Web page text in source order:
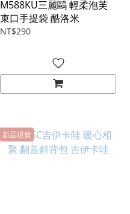
M588KU三麗鷗 輕柔泡芙
束口手提袋 酷洛米
NT$290
新品現貨